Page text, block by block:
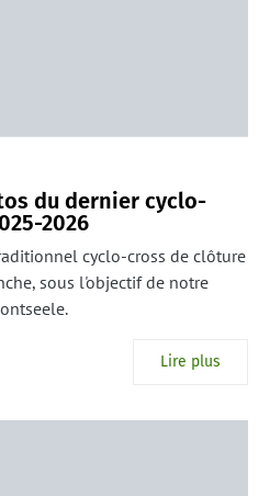
du dernier cyclo-
2026
cyclo-cross de clôture
sous l'objectif de notre
Lire plus